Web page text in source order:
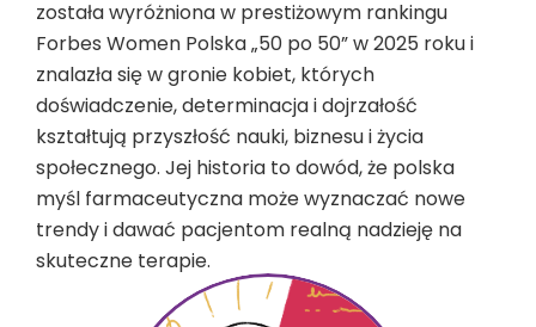
została wyróżniona w prestiżowym rankingu
Forbes Women Polska „50 po 50” w 2025 roku i
znalazła się w gronie kobiet, których
doświadczenie, determinacja i dojrzałość
kształtują przyszłość nauki, biznesu i życia
społecznego. Jej historia to dowód, że polska
myśl farmaceutyczna może wyznaczać nowe
trendy i dawać pacjentom realną nadzieję na
skuteczne terapie.